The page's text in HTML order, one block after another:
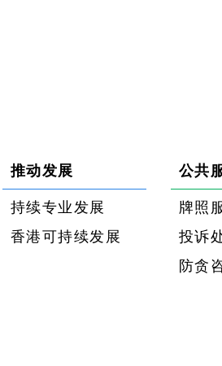
推动发展
持续专业发展
香港可持续发展
公共
牌照
投诉
防贪